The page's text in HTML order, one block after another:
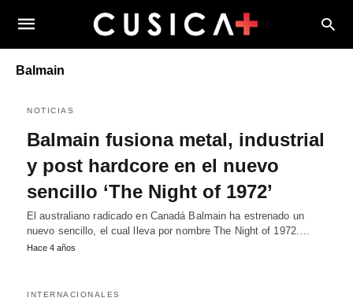
Balmain
NOTICIAS
Balmain fusiona metal, industrial
y post hardcore en el nuevo
sencillo ‘The Night of 1972’
El australiano radicado en Canadá Balmain ha estrenado un
nuevo sencillo, el cual lleva por nombre The Night of 1972.…
Hace 4 años
INTERNACIONALES